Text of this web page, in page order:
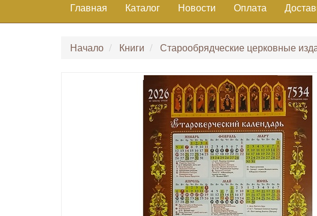
Главная Каталог Новости Оплата
Начало Книги Старообрядческие церковные